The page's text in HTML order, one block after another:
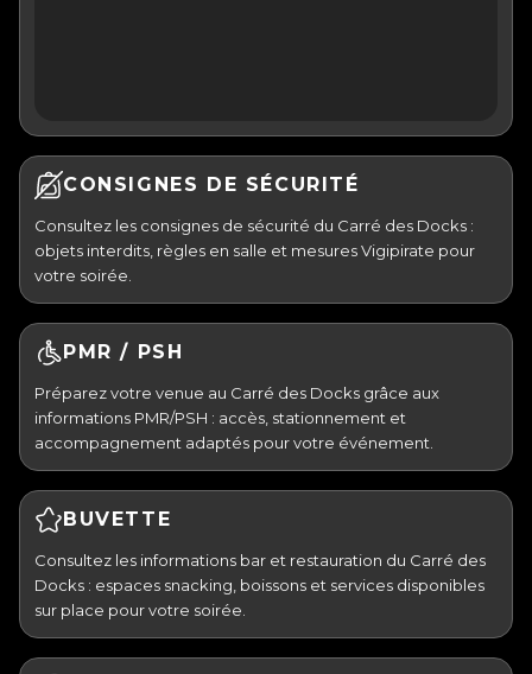
CONSIGNES DE SÉCURITÉ
Consultez les consignes de sécurité du Carré des Docks :
objets interdits, règles en salle et mesures Vigipirate pour
votre soirée.
PMR / PSH
Préparez votre venue au Carré des Docks grâce aux
informations PMR/PSH : accès, stationnement et
accompagnement adaptés pour votre événement.
BUVETTE
Consultez les informations bar et restauration du Carré des
Docks : espaces snacking, boissons et services disponibles
sur place pour votre soirée.